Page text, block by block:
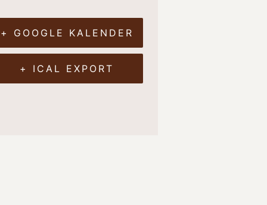
+ GOOGLE KALENDER
+ ICAL EXPORT